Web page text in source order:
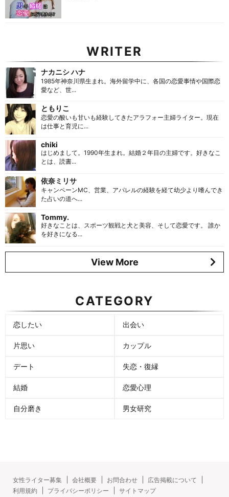
WRITER
ナカニシ ハナ
1985年神奈川県生まれ。海外留学中に、各国の恋愛事情や国際恋
愛など、世...
ともりこ
恋愛の酸いも甘いも経験してきたアラフォー主婦ライター。現在
は仕事と育児に...
chiki
はじめまして。1990年生まれ。結婚２年目の主婦です。好きなこ
とは、読書...
依奈ミリサ
キャンペーンMC、営業、アパレルの経験を経て幼少より嗜んでき
た占いの道へ...
Tommy.
好きなことは、スポーツ観戦と犬と美容、そして恋愛です。 誰か
を好きになる...
View More
CATEGORY
恋したい 出会い
片思い カップル
デート 失恋・復縁
結婚 恋愛心理
自分磨き 男女研究
女性ライター募集 会社概要 お問合わせ
広告掲載について
利用規約
プライバシーポリシー サイトマップ